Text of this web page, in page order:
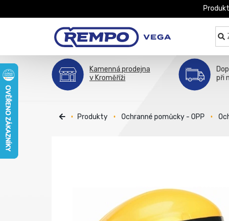
Kamenná prodejna
v Kroměříži
při
Produkty Ochranné pomůcky - OPP